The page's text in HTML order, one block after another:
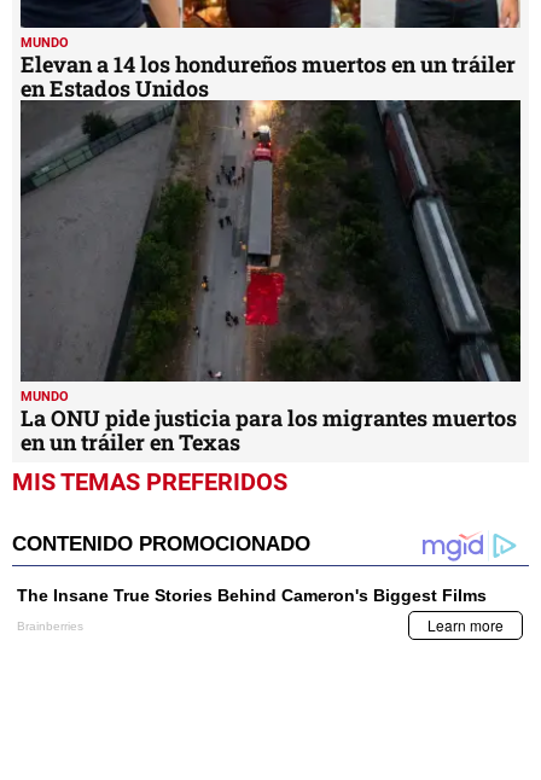
MUNDO
Elevan a 14 los hondureños muertos en un tráiler
en Estados Unidos
MUNDO
La ONU pide justicia para los migrantes muertos
en un tráiler en Texas
MIS TEMAS PREFERIDOS